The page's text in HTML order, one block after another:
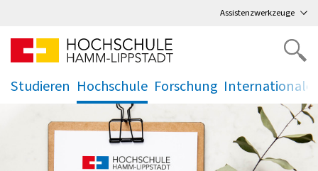
Assistenzwerkzeuge
Studieren Hochschule
.
Forschung
.